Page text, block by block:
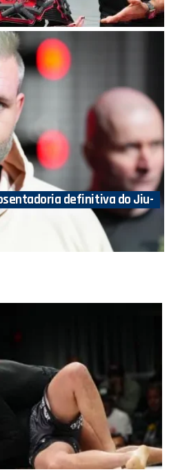
definitiva do Jiu-